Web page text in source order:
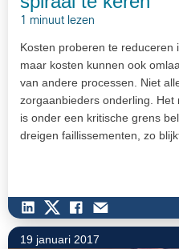
1 minuut lezen
Kosten proberen te reduceren
maar kosten kunnen ook
van andere processen. Niet
zorgaanbieders onderling.
is onder een kritische grens
dreigen faillissementen, zo
aan de ene kant tot
problemen. Met als gevaar dat
19 januari 2017